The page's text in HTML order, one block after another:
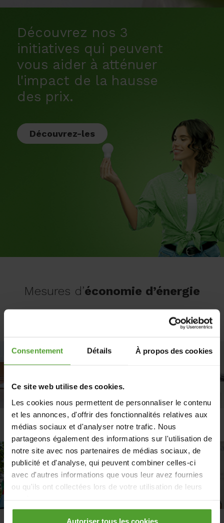
Consentement Détails À propos des cookies
Ce site web utilise des cookies.
Les cookies nous permettent de personnaliser le contenu
et les annonces, d'offrir des fonctionnalités relatives aux
médias sociaux et d'analyser notre trafic. Nous
partageons également des informations sur l'utilisation de
notre site avec nos partenaires de médias sociaux, de
publicité et d'analyse, qui peuvent combiner celles-ci
avec d'autres informations que vous leur avez fournies
ou qu'ils ont collectées lors de votre utilisation de leurs
Autoriser tous les cookies
Découvrez nos 3
initiatives qui peuvent
vous aider à atténuer
l'impact de la hausse
des prix.
Découvrez-les
Mesures d’économie d’énergie
Chauffage Isolation